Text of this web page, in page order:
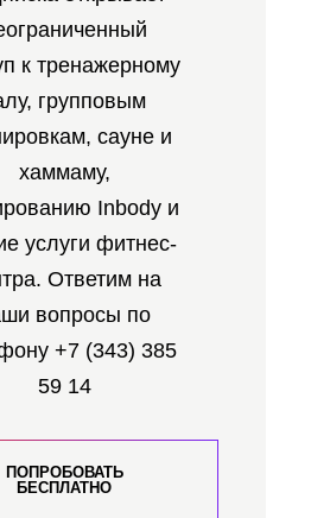
к тренажерному
групповым
сауне и
хаммаму,
Inbody и
услуги фитнес-
Ответим на
вопросы по
+7 (343) 385
59 14
ПОПРОБОВАТЬ
БЕСПЛАТНО